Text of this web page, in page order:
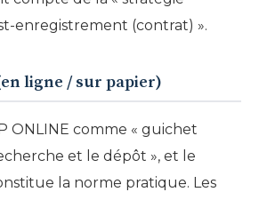
enregistrement (contrat) ».
ligne / sur papier)
ONLINE comme « guichet
et le dépôt », et le
la norme pratique. Les